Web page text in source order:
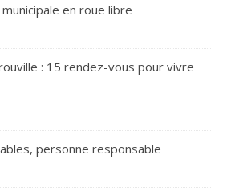
en roue libre
: 15 rendez-vous pour vivre
personne responsable